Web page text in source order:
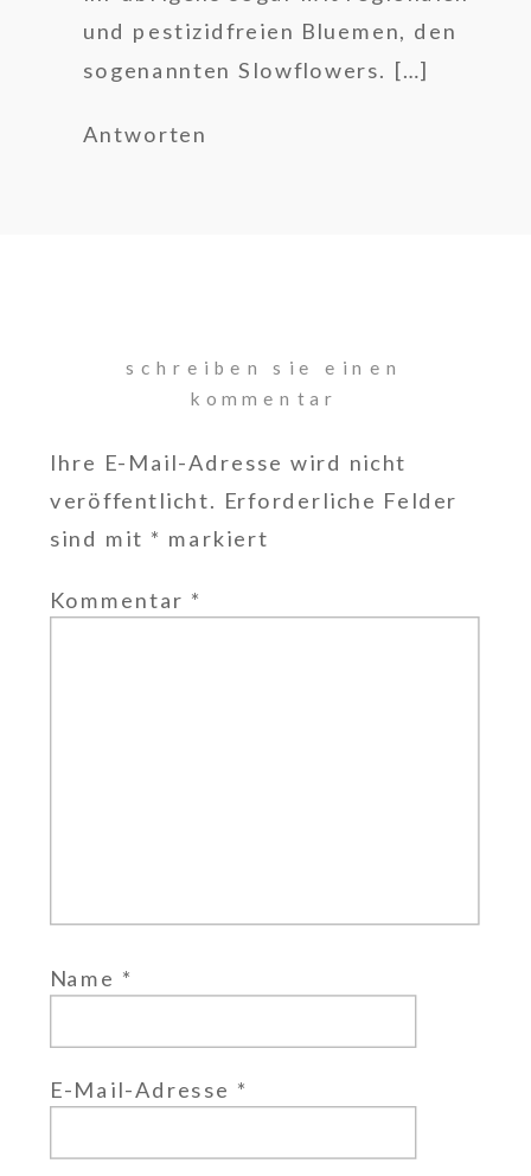
und pestizidfreien Bluemen, den
sogenannten Slowflowers. […]
Antworten
schreiben sie einen
kommentar
Ihre E-Mail-Adresse wird nicht
veröffentlicht. Erforderliche Felder
sind mit * markiert
Kommentar *
Name *
E-Mail-Adresse *